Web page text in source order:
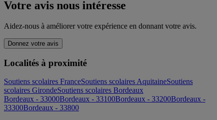
Votre avis nous intéresse
Aidez-nous à améliorer votre expérience en donnant votre avis.
Donnez votre avis
Localités à proximité
Soutiens scolaires FranceSoutiens scolaires AquitaineSoutiens
scolaires GirondeSoutiens scolaires Bordeaux
Bordeaux - 33000Bordeaux - 33100Bordeaux - 33200Bordeaux -
33300Bordeaux - 33800